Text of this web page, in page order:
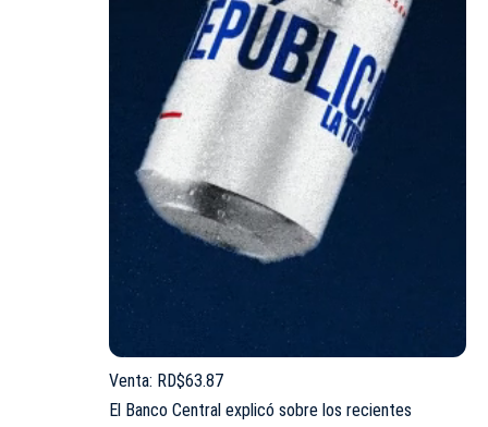
Venta: RD$63.87
El Banco Central explicó sobre los recientes